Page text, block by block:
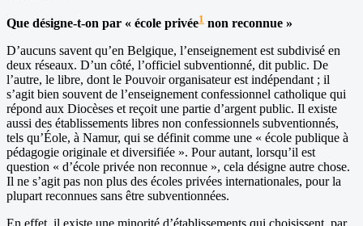
Que désigne-t-on par « école privée1 non reconnue »
D’aucuns savent qu’en Belgique, l’enseignement est subdivisé en
deux réseaux. D’un côté, l’officiel subventionné, dit public. De
l’autre, le libre, dont le Pouvoir organisateur est indépendant ; il
s’agit bien souvent de l’enseignement confessionnel catholique qui
répond aux Diocèses et reçoit une partie d’argent public. Il existe
aussi des établissements libres non confessionnels subventionnés,
tels qu’Éole, à Namur, qui se définit comme une « école publique à
pédagogie originale et diversifiée ». Pour autant, lorsqu’il est
question « d’école privée non reconnue », cela désigne autre chose.
Il ne s’agit pas non plus des écoles privées internationales, pour la
plupart reconnues sans être subventionnées.